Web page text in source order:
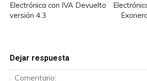
Electrónica con IVA Devuelto
versión 4.3
Dejar respuesta